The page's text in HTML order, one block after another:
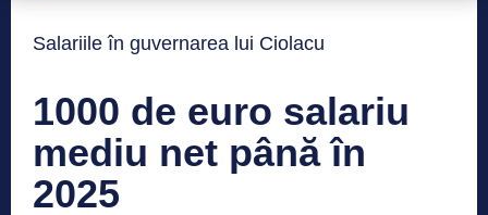
Salariile în guvernarea lui Ciolacu
1000 de euro salariu
mediu net până în
2025